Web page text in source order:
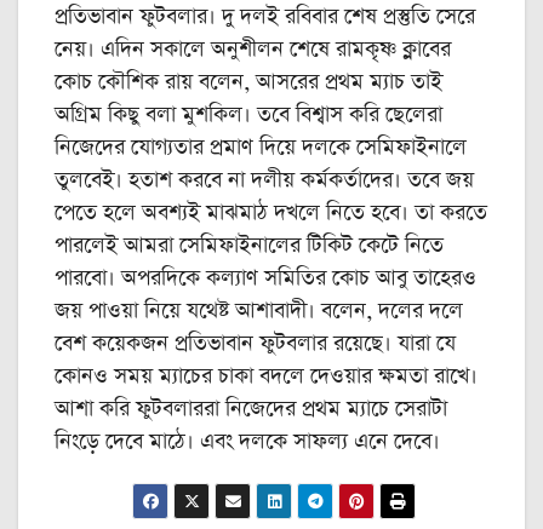
প্রতিভাবান ফুটবলার। দু দলই রবিবার শেষ প্রস্তুতি সেরে
নেয়। এদিন সকালে অনুশীলন শেষে রামকৃষ্ণ ক্লাবের
কোচ কৌশিক রায় বলেন, আসরের প্রথম ম্যাচ তাই
অগ্রিম কিছু বলা মুশকিল। তবে বিশ্বাস করি ছেলেরা
নিজেদের যোগ্যতার প্রমাণ দিয়ে দলকে সেমিফাইনালে
তুলবেই। হতাশ করবে না দলীয় কর্মকর্তাদের। তবে জয়
পেতে হলে অবশ্যই মাঝমাঠ দখলে নিতে হবে। তা করতে
পারলেই আমরা সেমিফাইনালের টিকিট কেটে নিতে
পারবো। অপরদিকে কল্যাণ সমিতির কোচ আবু তাহেরও
জয় পাওয়া নিয়ে যথেষ্ট আশাবাদী। বলেন, দলের দলে
বেশ কয়েকজন প্রতিভাবান ফুটবলার রয়েছে। যারা যে
কোনও সময় ম্যাচের চাকা বদলে দেওয়ার ক্ষমতা রাখে।
আশা করি ফুটবলাররা নিজেদের প্রথম ম্যাচে সেরাটা
নিংড়ে দেবে মাঠে। এবং দলকে সাফল্য এনে দেবে।